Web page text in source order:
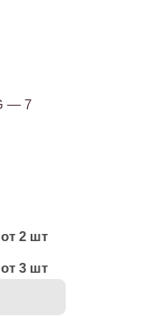
— 7
от 2 шт
от 3 шт